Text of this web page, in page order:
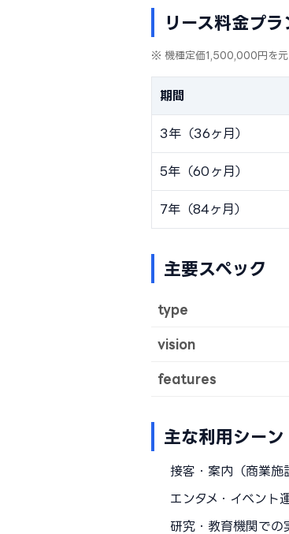
リース料金プラ
※ 機種定価1,500,000円を元
期間
3年（36ヶ月）
5年（60ヶ月）
7年（84ヶ月）
主要スペック
type
vision
features
主な利用シーン
接客・案内（商業施
エンタメ・イベント
研究・教育機関での